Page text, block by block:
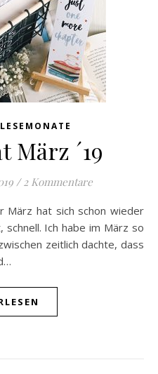
LESEMONATE
März ´19
/ 2 Kommentare
Ich habe im März so
zeitlich dachte, dass